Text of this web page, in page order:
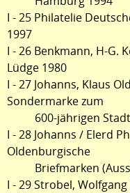
I - 25 Philatelie
1997
I - 26 Benkmann, H-G.
Lüdge 1980
I - 27 Johanns, Klaus
Sondermarke zum
600-jährigen
I - 28 Johanns / Elerd
Oldenburgische
Briefmarken
I - 29 Strobel,